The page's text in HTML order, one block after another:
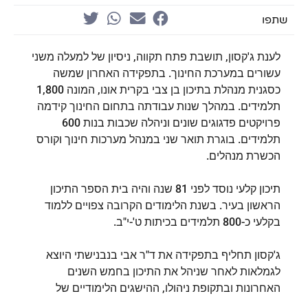
שתפו
לענת ג'קסון, תושבת פתח תקווה, ניסיון של למעלה משני
עשורים במערכת החינוך. בתפקידה האחרון שמשה
כסגנית מנהלת בתיכון בן צבי בקרית אונו, המונה 1,800
תלמידים. במהלך שנות עבודתה בתחום החינוך קידמה
פרויקטים פדגוגים שונים וניהלה שכבות בנות 600
תלמידים. בוגרת תואר שני במנהל מערכות חינוך וקורס
הכשרת מנהלים.
תיכון קלעי נוסד לפני 81 שנה והיה בית הספר התיכון
הראשון בעיר. בשנת הלימודים הקרובה צפויים ללמוד
בקלעי כ-800 תלמידים בכיתות ט'-י"ב.
ג'קסון תחליף בתפקידה את ד"ר אבי בנבנישתי היוצא
לגמלאות לאחר שניהל את התיכון בחמש השנים
האחרונות ובתקופת ניהולו, ההישגים הלימודיים של